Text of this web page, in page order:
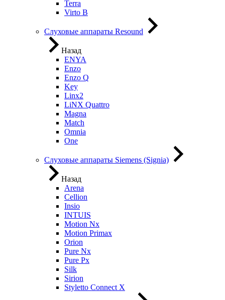
Terra
Virto B
Слуховые аппараты Resound
Назад
ENYA
Enzo
Enzo Q
Key
Linx2
LiNX Quattro
Magna
Match
Omnia
One
Слуховые аппараты Siemens (Signia)
Назад
Arena
Cellion
Insio
INTUIS
Motion Nx
Motion Primax
Orion
Pure Nx
Pure Px
Silk
Sirion
Styletto Connect X